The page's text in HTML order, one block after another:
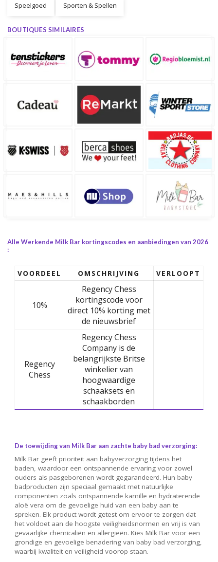
Speelgoed Sporten & Spellen
BOUTIQUES SIMILAIRES
Alle Werkende Milk Bar kortingscodes en aanbiedingen van 2026
:
VOORDEEL OMSCHRIJVING VERLOOPT
10%
Regency Chess
kortingscode voor
direct 10% korting met
de nieuwsbrief
Regency
Chess
Regency Chess
Company is de
belangrijkste Britse
winkelier van
hoogwaardige
schaaksets en
schaakborden
De toewijding van Milk Bar aan zachte baby bad verzorging:
Milk Bar geeft prioriteit aan babyverzorging tijdens het
baden, waardoor een ontspannende ervaring voor zowel
ouders als pasgeborenen wordt gegarandeerd. Hun baby
badproducten zijn speciaal gemaakt met natuurlijke
componenten zoals ontspannende kamille en hydraterende
aloë vera om de gevoelige huid van een baby aan te
spreken. Elk product wordt getest om ervoor te zorgen dat
het voldoet aan de hoogste veiligheidsnormen en vrij is van
gevaarlijke chemicaliën en allergieën. Kies Milk Bar voor een
grondige en gevoelige benadering van baby bad verzorging,
waarbij kwaliteit en veiligheid voorop staan.